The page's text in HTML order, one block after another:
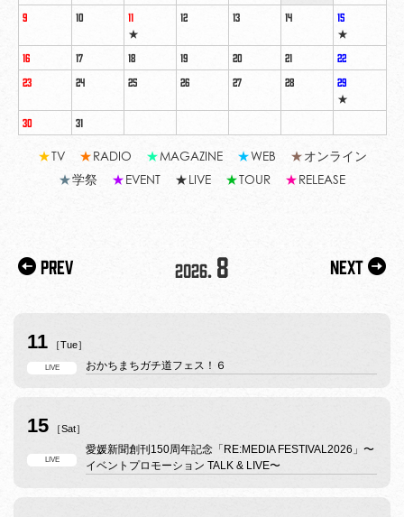
9
10
11
★
12 13 14
15
★
16
17 18 19 20 21
22
23
24 25 26 27 28
29
★
30
31
★TV ★RADIO ★MAGAZINE ★WEB ★オンライン
★学祭 ★EVENT ★LIVE ★TOUR ★RELEASE
Prev 2026. 8 Next
11 ［Tue］
LIVE おかちまちガチ道フェス！６
15 ［Sat］
LIVE
愛媛新聞創刊150周年記念「RE:MEDIA FESTIVAL2026」〜
イベントプロモーション TALK & LIVE〜